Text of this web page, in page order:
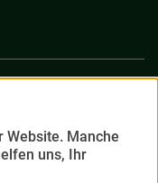
Website. Manche
uns, Ihr